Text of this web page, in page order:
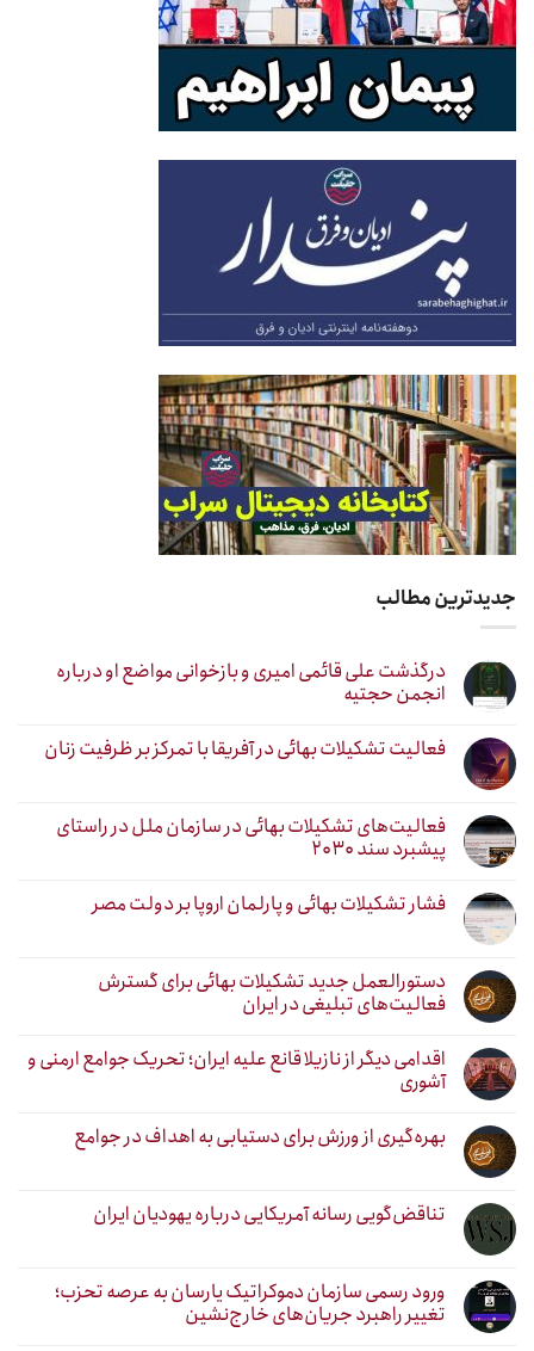
جدیدترین مطالب
درگذشت علی قائمی امیری و بازخوانی مواضع او درباره
انجمن حجتیه
فعالیت تشکیلات بهائی در آفریقا با تمرکز بر ظرفیت زنان
فعالیت‌های تشکیلات بهائی در سازمان ملل در راستای
پیشبرد سند ۲۰۳۰
فشار تشکیلات بهائی و پارلمان اروپا بر دولت مصر
دستورالعمل جدید تشکیلات بهائی برای گسترش
فعالیت‌های تبلیغی در ایران
اقدامی دیگر از نازیلا قانع علیه ایران؛ تحریک جوامع ارمنی و
آشوری
بهره‌گیری از ورزش برای دستیابی به اهداف در جوامع
تناقض‌گویی رسانه آمریکایی درباره یهودیان ایران
ورود رسمی سازمان دموکراتیک یارسان به عرصه تحزب؛
تغییر راهبرد جریان‌های خارج‌نشین